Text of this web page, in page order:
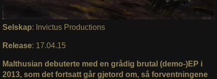
Selskap: Invictus Productions
Release: 17.04.15
Malthusian debuterte med en grådig brutal (demo-)EP i
2013, som det fortsatt går gjetord om, så forventningene